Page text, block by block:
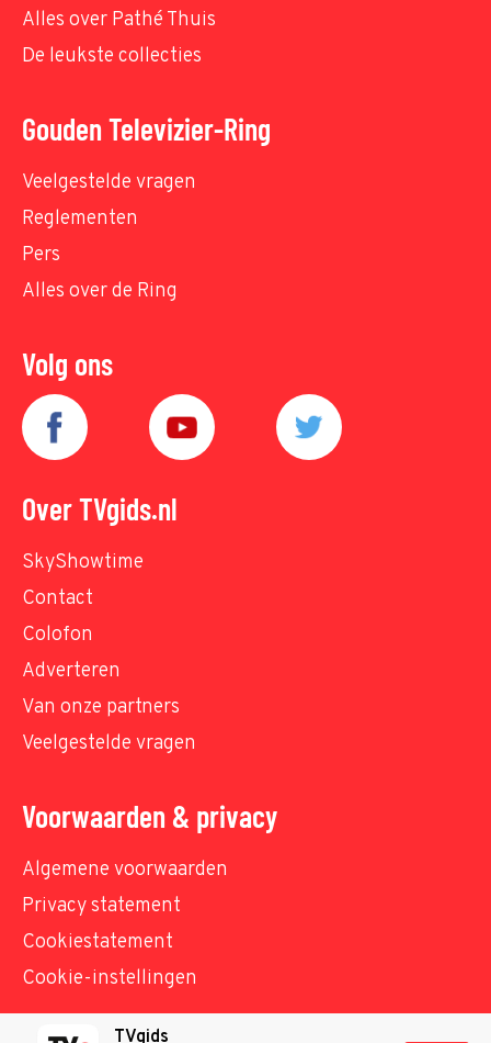
Alles over Pathé Thuis
De leukste collecties
Gouden Televizier-Ring
Veelgestelde vragen
Reglementen
Pers
Alles over de Ring
Volg ons
Over TVgids.nl
SkyShowtime
Contact
Colofon
Adverteren
Van onze partners
Veelgestelde vragen
Voorwaarden & privacy
Algemene voorwaarden
Privacy statement
Cookiestatement
Cookie-instellingen
TVgids